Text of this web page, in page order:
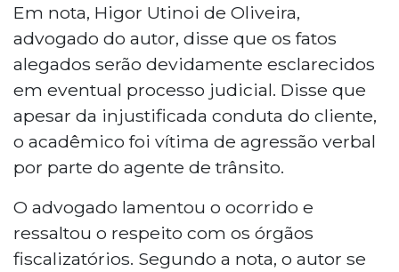
Em nota, Higor Utinoi de Oliveira,
advogado do autor, disse que os fatos
alegados serão devidamente esclarecidos
em eventual processo judicial. Disse que
apesar da injustificada conduta do cliente,
o acadêmico foi vítima de agressão verbal
por parte do agente de trânsito.
O advogado lamentou o ocorrido e
ressaltou o respeito com os órgãos
fiscalizatórios. Segundo a nota, o autor se